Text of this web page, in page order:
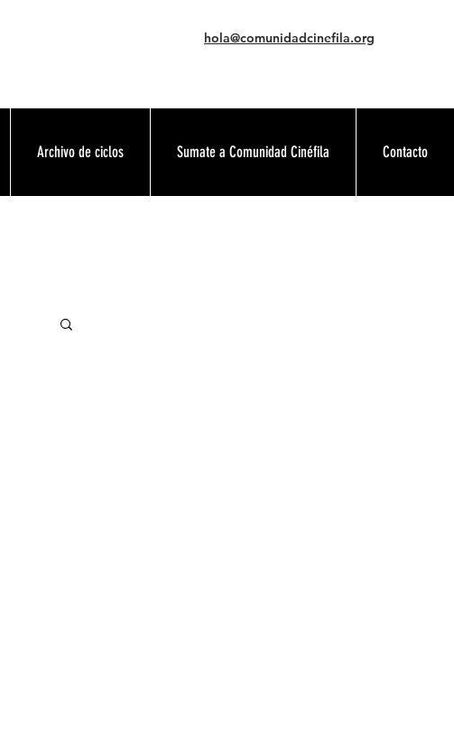
hola@comunidadcinefila.org
Archivo de ciclos Sumate a Comunidad Cinéfila Contacto